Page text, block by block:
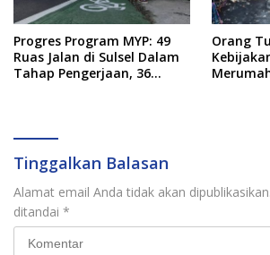
Progres Program MYP: 49
Ruas Jalan di Sulsel Dalam
Tahap Pengerjaan, 36
Orang
Tinggalkan Balasan
Alamat email Anda tidak akan dipublikasikan.
ditandai *